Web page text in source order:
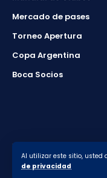
Al utilizar este sitio, usted
de privacidad
Mercado de pases
Torneo Apertura
Copa Argentina
Boca Socios
© 2010-2026